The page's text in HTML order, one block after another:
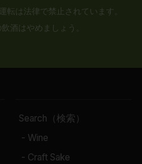
転は法律で禁止されています。
酒はやめましょう。
Search（検索）
- Wine
- Craft Sake